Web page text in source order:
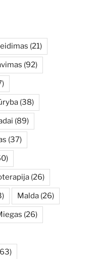
(21)
(92)
(38)
(89)
(37)
(26)
Malda (26)
(26)